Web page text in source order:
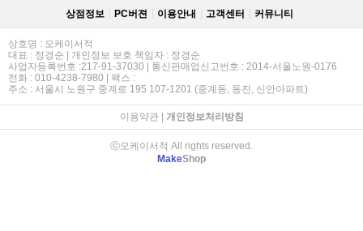
상점정보 PC버젼 이용안내 고객센터 커뮤니티
상호명 : 오케이서적
대표 : 정경순 | 개인정보 보호 책임자 : 정경순
사업자등록번호 :217-91-37030 | 통신판매업신고번호 : 2014-서울노원-0176
전화 : 010-4238-7980 | 팩스 :
주소 : 서울시 노원구 중계로 195 107-1201 (중계동, 동진, 신안아파트)
이용약관| 개인정보처리방침
ⓒ오케이서적 All rights reserved.
MakeShop